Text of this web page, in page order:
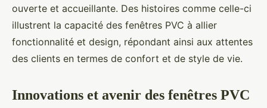
ouverte et accueillante. Des histoires comme celle-ci
illustrent la capacité des fenêtres PVC à allier
fonctionnalité et design, répondant ainsi aux attentes
des clients en termes de confort et de style de vie.
Innovations et avenir des fenêtres PVC